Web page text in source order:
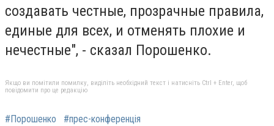
создавать честные, прозрачные правила,
единые для всех, и отменять плохие и
нечестные", - сказал Порошенко.
Якщо ви помітили помилку, виділіть необхідний текст і натисніть Ctrl + Enter, щоб
повідомити про це редакцію
#Порошенко #прес-конференція